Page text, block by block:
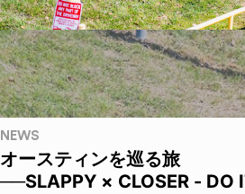
NEWS
オースティンを巡る旅
──SLAPPY × CLOSER - DO